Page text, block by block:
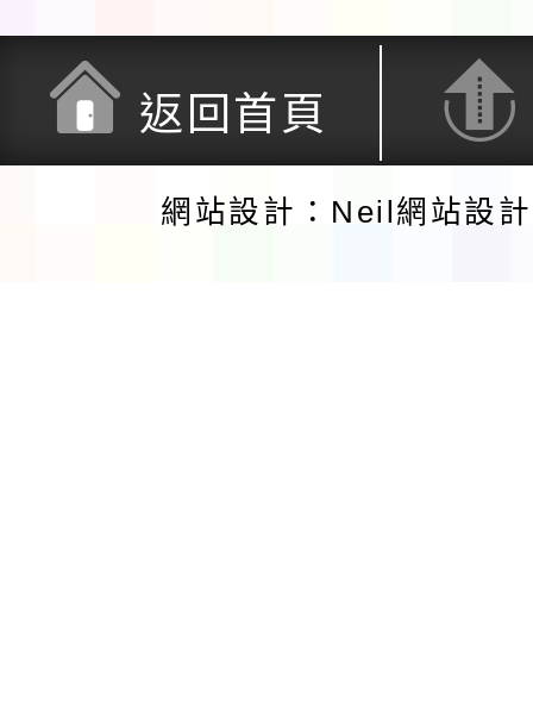
返回首頁
網站設計：Neil網站設